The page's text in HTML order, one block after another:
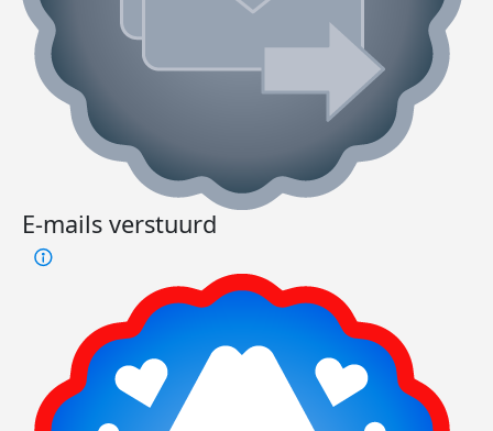
E-mails verstuurd